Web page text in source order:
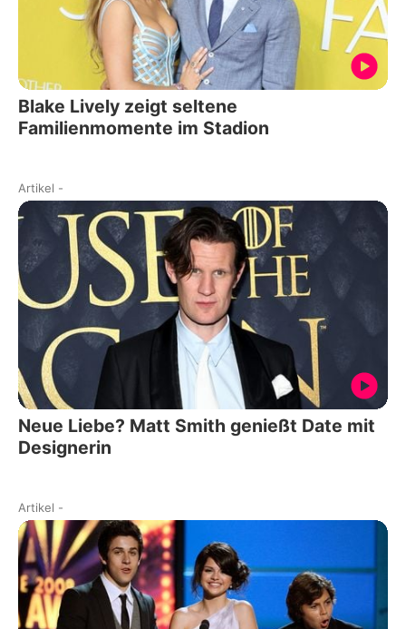
Blake Lively zeigt seltene
Familienmomente im Stadion
Artikel -
Neue Liebe? Matt Smith genießt Date mit
Designerin
Artikel -